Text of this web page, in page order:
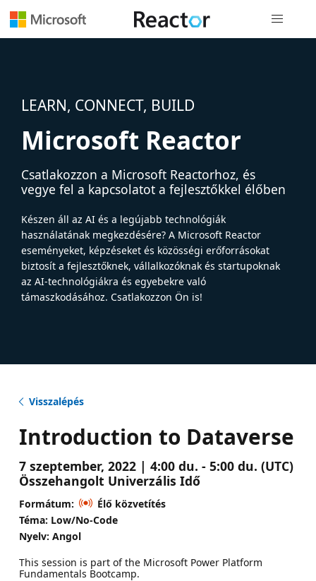
LEARN, CONNECT, BUILD
Microsoft Reactor
Csatlakozzon a Microsoft Reactorhoz, és
vegye fel a kapcsolatot a fejlesztőkkel élőben
Készen áll az AI és a legújabb technológiák
használatának megkezdésére? A Microsoft Reactor
eseményeket, képzéseket és közösségi erőforrásokat
biztosít a fejlesztőknek, vállalkozóknak és startupoknak
az AI-technológiákra és egyebekre való
támaszkodásához. Csatlakozzon Ön is!
Visszalépés
Introduction to Dataverse
7 szeptember, 2022 | 4:00 du. - 5:00 du. (UTC)
Összehangolt Univerzális Idő
Formátum:
Élő közvetítés
Téma: Low/No-Code
Nyelv: Angol
This session is part of the Microsoft Power Platform
Fundamentals Bootcamp.